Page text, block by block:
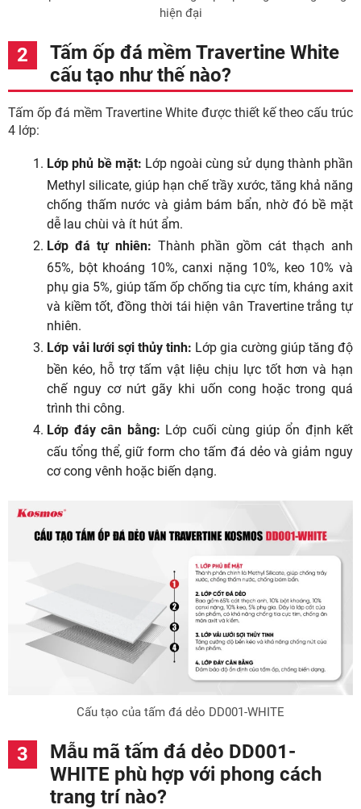
hiện đại
Tấm ốp đá mềm Travertine White
cấu tạo như thế nào?
Tấm ốp đá mềm Travertine White được thiết kế theo cấu trúc
4 lớp:
Lớp phủ bề mặt: Lớp ngoài cùng sử dụng thành phần
Methyl silicate, giúp hạn chế trầy xước, tăng khả năng
chống thấm nước và giảm bám bẩn, nhờ đó bề mặt
dễ lau chùi và ít hút ẩm.
Lớp đá tự nhiên: Thành phần gồm cát thạch anh
65%, bột khoáng 10%, canxi nặng 10%, keo 10% và
phụ gia 5%, giúp tấm ốp chống tia cực tím, kháng axit
và kiềm tốt, đồng thời tái hiện vân Travertine trắng tự
nhiên.
Lớp vải lưới sợi thủy tinh: Lớp gia cường giúp tăng độ
bền kéo, hỗ trợ tấm vật liệu chịu lực tốt hơn và hạn
chế nguy cơ nứt gãy khi uốn cong hoặc trong quá
trình thi công.
Lớp đáy cân bằng: Lớp cuối cùng giúp ổn định kết
cấu tổng thể, giữ form cho tấm đá dẻo và giảm nguy
cơ cong vênh hoặc biến dạng.
Cấu tạo của tấm đá dẻo DD001-WHITE
Mẫu mã tấm đá dẻo DD001-
WHITE phù hợp với phong cách
trang trí nào?